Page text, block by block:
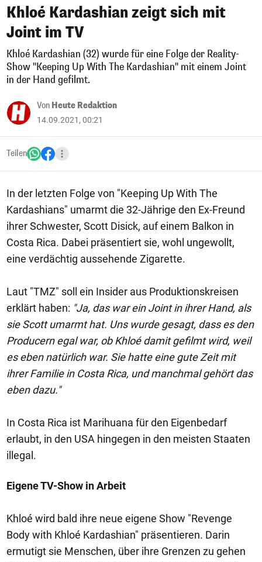
Khloé Kardashian zeigt sich mit
Joint im TV
Khloé Kardashian (32) wurde für eine Folge der Reality-
Show "Keeping Up With The Kardashian" mit einem Joint
in der Hand gefilmt.
Von Heute Redaktion
14.09.2021, 00:21
Teilen
In der letzten Folge von "Keeping Up With The
Kardashians" umarmt die 32-Jährige den Ex-Freund
ihrer Schwester, Scott Disick, auf einem Balkon in
Costa Rica. Dabei präsentiert sie, wohl ungewollt,
eine verdächtig aussehende Zigarette.
Laut "TMZ" soll ein Insider aus Produktionskreisen
erklärt haben: "Ja, das war ein Joint in ihrer Hand, als
sie Scott umarmt hat. Uns wurde gesagt, dass es den
Producern egal war, ob Khloé damit gefilmt wird, weil
es eben natürlich war. Sie hatte eine gute Zeit mit
ihrer Familie in Costa Rica, und manchmal gehört das
eben dazu."
In Costa Rica ist Marihuana für den Eigenbedarf
erlaubt, in den USA hingegen in den meisten Staaten
illegal.
Eigene TV-Show in Arbeit
Khloé wird bald ihre neue eigene Show "Revenge
Body with Khloé Kardashian" präsentieren. Darin
ermutigt sie Menschen, über ihre Grenzen zu gehen